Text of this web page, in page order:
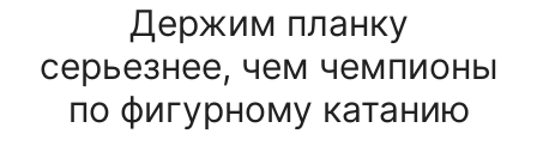
Держим планку
серьезнее, чем чемпионы
по фигурному катанию